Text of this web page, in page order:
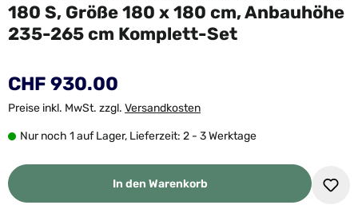
180 S, Größe 180 x 180 cm, Anbauhöhe
235-265 cm Komplett-Set
CHF 930.00
Preise inkl. MwSt. zzgl. Versandkosten
Nur noch 1 auf Lager, Lieferzeit: 2 - 3 Werktage
In den Warenkorb